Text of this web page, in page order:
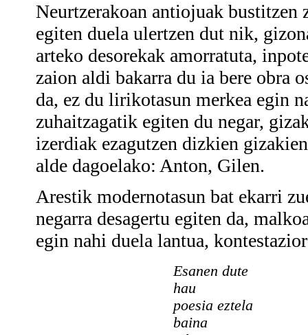
Neurtzerakoan antiojuak bustitzen
egiten duela ulertzen dut nik,
arteko desorekak amorratuta,
zaion aldi bakarra du ia bere obra
da, ez du lirikotasun merkea egin
zuhaitzagatik egiten du negar,
izerdiak ezagutzen dizkien
alde dagoelako: Anton, Gilen.
Arestik modernotasun bat ekarri
negarra desagertu egiten da,
egin nahi duela lantua,
Esanen dute
hau
poesia eztela
baina